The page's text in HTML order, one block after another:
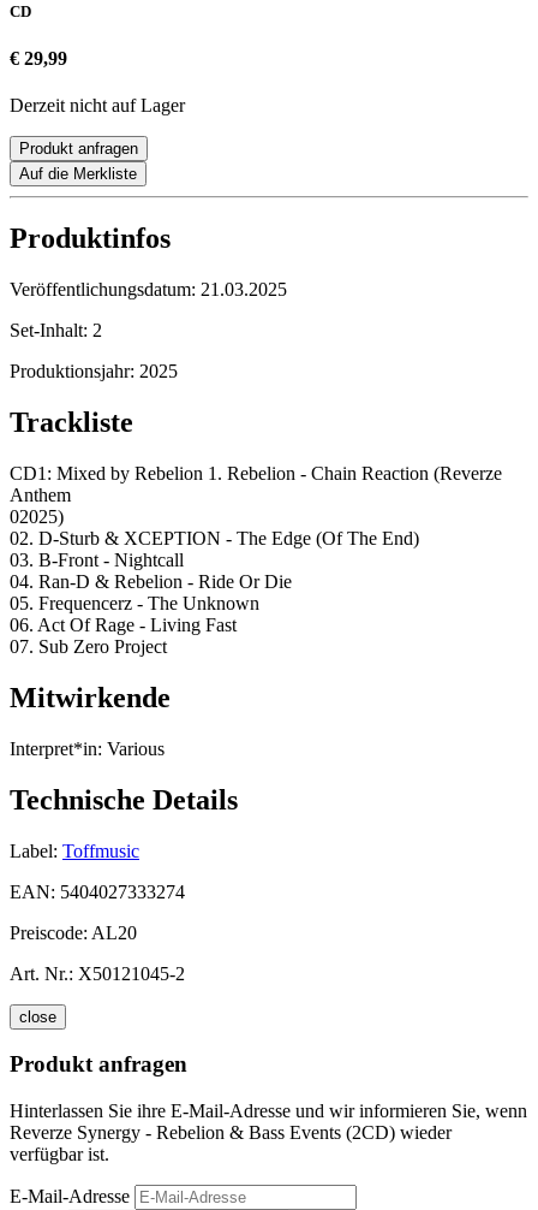
CD
€ 29,99
Derzeit nicht auf Lager
Produkt anfragen
Auf die Merkliste
Produktinfos
Veröffentlichungsdatum: 21.03.2025
Set-Inhalt: 2
Produktionsjahr: 2025
Trackliste
CD1: Mixed by Rebelion 1. Rebelion - Chain Reaction (Reverze
Anthem
02025)
02. D-Sturb & XCEPTION - The Edge (Of The End)
03. B-Front - Nightcall
04. Ran-D & Rebelion - Ride Or Die
05. Frequencerz - The Unknown
06. Act Of Rage - Living Fast
07. Sub Zero Project
Mitwirkende
Interpret*in: Various
Technische Details
Label: Toffmusic
EAN: 5404027333274
Preiscode: AL20
Art. Nr.: X50121045-2
close
Produkt anfragen
Hinterlassen Sie ihre E-Mail-Adresse und wir informieren Sie, wenn
Reverze Synergy - Rebelion & Bass Events (2CD) wieder
verfügbar ist.
E-Mail-Adresse